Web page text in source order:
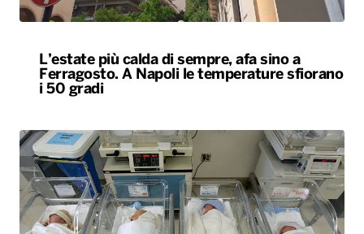
L’estate più calda di sempre, afa sino a
Ferragosto. A Napoli le temperature sfiorano
i 50 gradi